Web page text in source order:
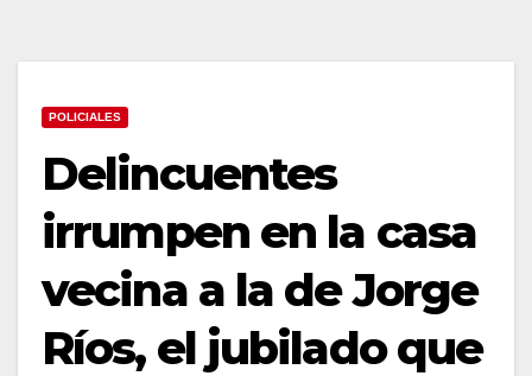
POLICIALES
Delincuentes
irrumpen en la casa
vecina a la de Jorge
Ríos, el jubilado que